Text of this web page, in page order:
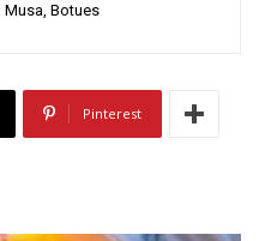
Musa, Botues
Pinterest